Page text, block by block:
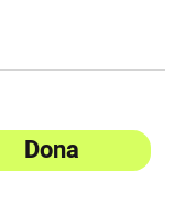
Dona